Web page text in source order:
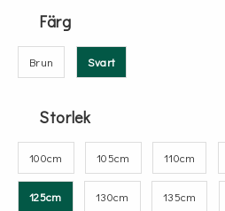
Färg
Brun Svart
Storlek
100cm 105cm 110cm
125cm 130cm 135cm